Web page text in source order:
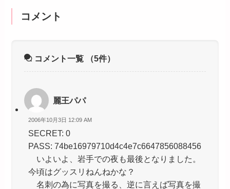
コメント
コメント一覧 （5件）
麗王パパ
2006年10月3日 12:09 AM
SECRET: 0
PASS: 74be16979710d4c4e7c6647856088456
いよいよ、岩手での夜も最後となりました。
今頃はグッスリねんねかな？
名刺の為に写真を撮る、逆に言えば写真を撮